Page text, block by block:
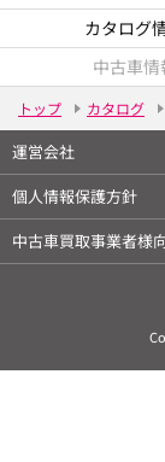
カタログ
中古車情
トップ カタログ
運営会社
個人情報保護方針
中古車買取事業者様